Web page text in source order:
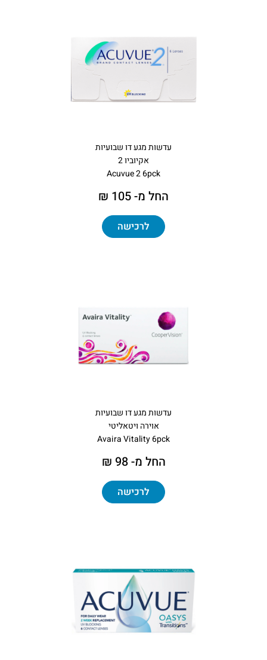
עדשות מגע דו שבועיות
אקיוביו 2
Acuvue 2 6pck
החל מ- 105 ₪
לרכישה
עדשות מגע דו שבועיות
אוירה ויטאליטי
Avaira Vitality 6pck
החל מ- 98 ₪
לרכישה